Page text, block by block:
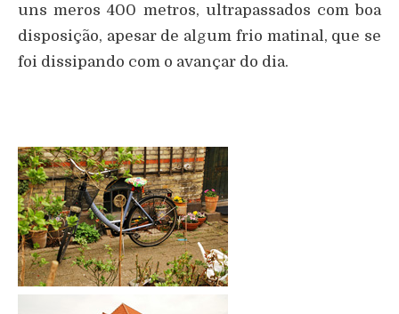
uns meros 400 metros, ultrapassados com boa
disposição, apesar de algum frio matinal, que se
foi dissipando com o avançar do dia.